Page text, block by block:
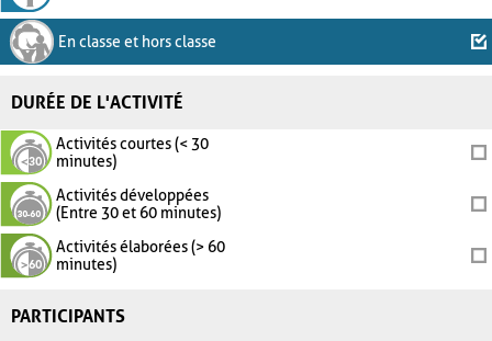
En classe et hors classe
DURÉE DE L'ACTIVITÉ
Activités courtes (< 30
minutes)
Activités développées
(Entre 30 et 60 minutes)
Activités élaborées (> 60
minutes)
PARTICIPANTS